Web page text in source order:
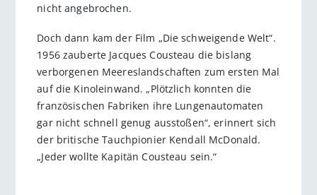
nicht angebrochen.
Doch dann kam der Film „Die schweigende Welt“.
1956 zauberte Jacques Cousteau die bislang
verborgenen Meereslandschaften zum ersten Mal
auf die Kinoleinwand. „Plötzlich konnten die
französischen Fabriken ihre Lungenautomaten
gar nicht schnell genug ausstoßen“, erinnert sich
der britische Tauchpionier Kendall McDonald.
„Jeder wollte Kapitän Cousteau sein.“